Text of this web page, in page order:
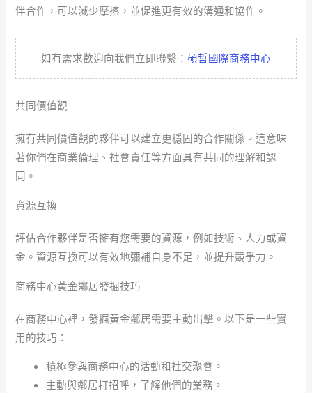
伴合作，可以減少摩擦，並促進更有效的溝通和協作。
如有需求歡迎向我們立即聯繫： 碩哲國際商務中心
共同價值觀
擁有共同價值觀的夥伴可以建立更穩固的合作關係。這意味
著你們在商業倫理、社會責任等方面具有共同的理解和認
同。
資源互換
評估合作夥伴是否擁有您需要的資源，例如技術、人力或資
金。資源互換可以有效地彌補自身不足，並提升競爭力。
商務中心黃金鄰居發掘技巧
在商務中心裡，發掘黃金鄰居需要主動出擊。以下是一些實
用的技巧：
積極參與商務中心的活動和社交聚會。
主動與鄰居打招呼，了解他們的業務。